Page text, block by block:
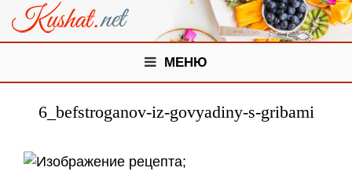
МЕНЮ
6_befstroganov-iz-govyadiny-s-gribami
;